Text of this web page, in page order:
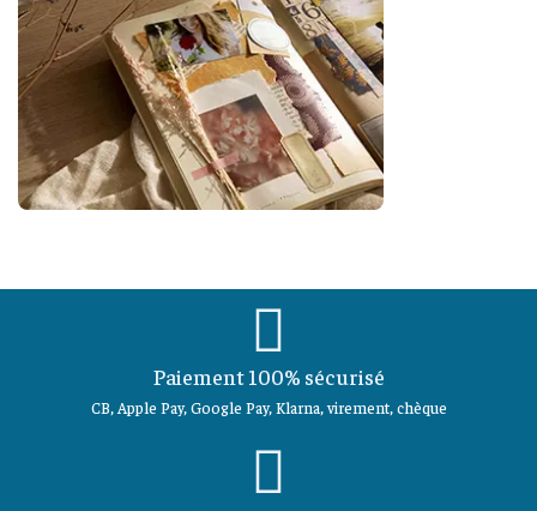
Paiement 100% sécurisé
CB, Apple Pay, Google Pay, Klarna, virement, chèque